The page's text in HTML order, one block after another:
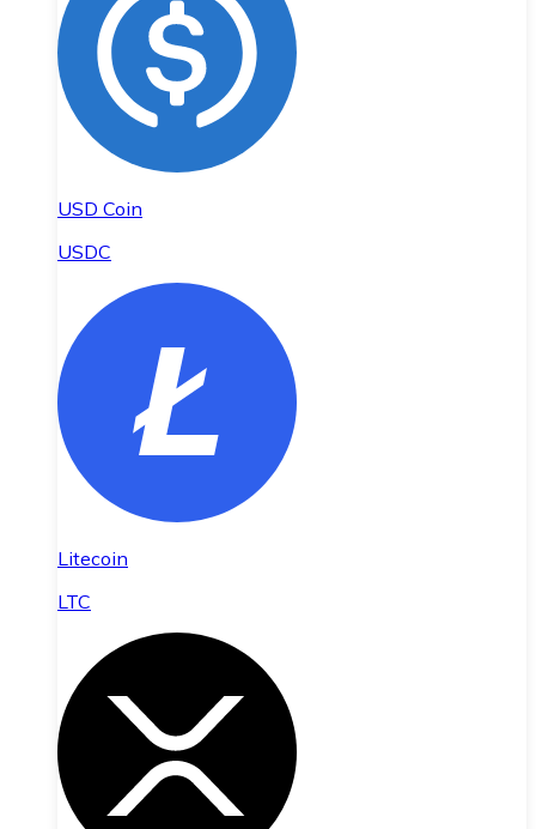
USD Coin
USDC
Litecoin
LTC